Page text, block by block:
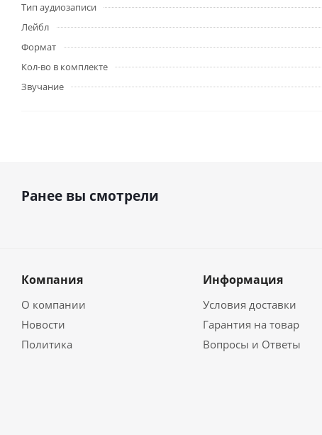
Тип аудиозаписи
Лейбл
Формат
Кол-во в комплекте
Звучание
Ранее вы смотрели
Компания
О компании
Новости
Политика
Информация
Условия доставки
Гарантия на товар
Вопросы и Ответы